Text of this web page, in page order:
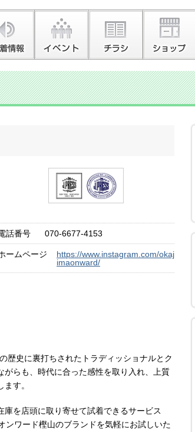
話番号 070-6677-4153
ームページ
https://www.instagram.com/okaj
imaonward/
歴史に裏打ちされたトラディッショナルとク
らも、時代に合った感性を取り入れ、上質
す。
を店頭に取り寄せて試着できるサービス
ンワード樫山のブランドを気軽にお試しいた